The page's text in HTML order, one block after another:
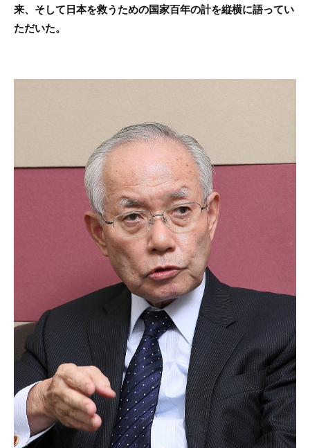
来、そして日本を救うための国家百年の計を縦横に語ってい
ただいた。